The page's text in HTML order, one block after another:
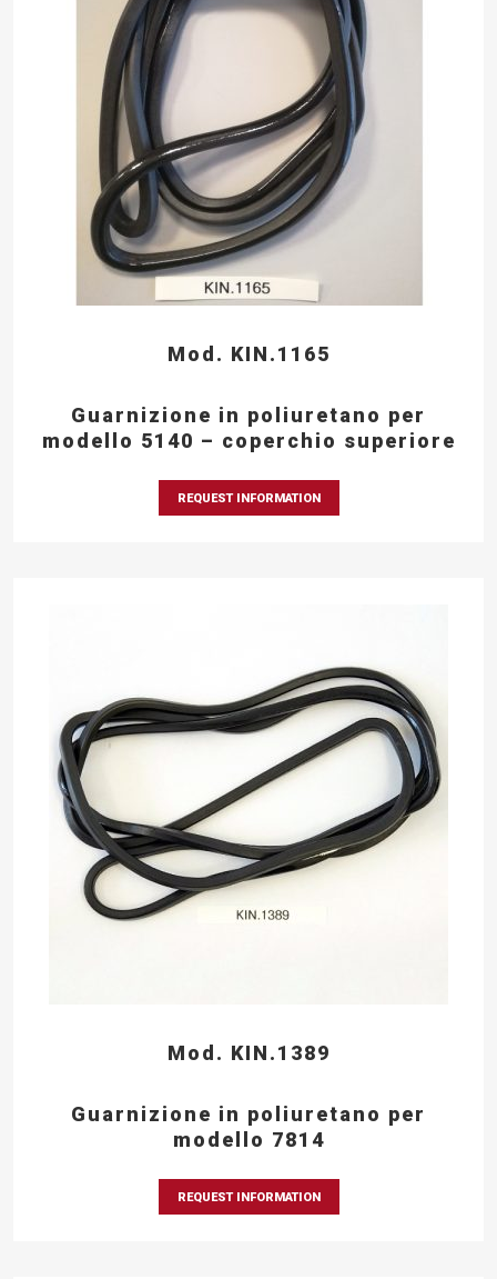
Mod. KIN.1165
Guarnizione in poliuretano per
modello 5140 – coperchio superiore
REQUEST INFORMATION
Mod. KIN.1389
Guarnizione in poliuretano per
modello 7814
REQUEST INFORMATION